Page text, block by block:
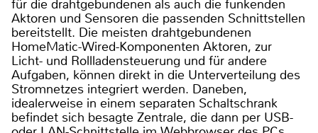
für die drahtgebundenen als auch die funkenden
Aktoren und Sensoren die passenden Schnittstellen
bereitstellt. Die meisten drahtgebundenen
HomeMatic-Wired-Komponenten Aktoren, zur
Licht- und Rollladensteuerung und für andere
Aufgaben, können direkt in die Unterverteilung des
Stromnetzes integriert werden. Daneben,
idealerweise in einem separaten Schaltschrank
befindet sich besagte Zentrale, die dann per USB-